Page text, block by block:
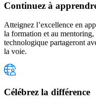
Continuez à
Atteignez l’excellence en
la formation et au mentoring,
technologique partageront
la voie.
Célébrez la différence